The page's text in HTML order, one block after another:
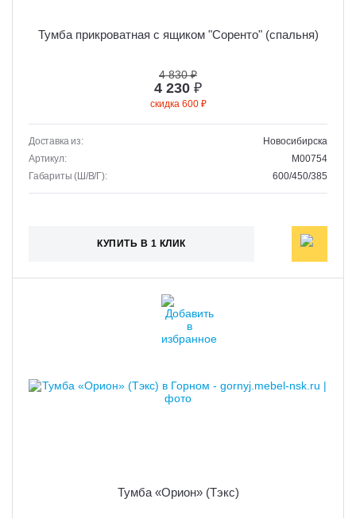
Тумба прикроватная с ящиком "Соренто" (спальня)
4 830 ₽
4 230 ₽
скидка 600 ₽
Доставка из:
Новосибирска
Артикул:
M00754
Габариты (Ш/В/Г):
600/450/385
КУПИТЬ В 1 КЛИК
Тумба «Орион» (Тэкс)